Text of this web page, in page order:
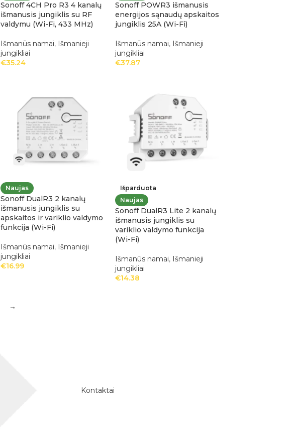
Sonoff 4CH Pro R3 4 kanalų
išmanusis jungiklis su RF
valdymu (Wi-Fi, 433 MHz)
Išmanūs namai, Išmanieji
jungikliai
€35.24
Sonoff POWR3 išmanusis
energijos sąnaudų apskaitos
jungiklis 25A (Wi-Fi)
Išmanūs namai, Išmanieji
jungikliai
€37.87
Naujas
Sonoff DualR3 2 kanalų
išmanusis jungiklis su
apskaitos ir variklio valdymo
funkcija (Wi-Fi)
Išmanūs namai, Išmanieji
jungikliai
€16.99
Išparduota
Naujas
Sonoff DualR3 Lite 2 kanalų
išmanusis jungiklis su
variklio valdymo funkcija
(Wi-Fi)
Išmanūs namai, Išmanieji
jungikliai
€14.38
→
Kontaktai